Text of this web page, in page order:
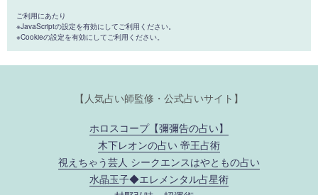
ご利用にあたり
※JavaScriptの設定を有効にしてご利用ください。
※Cookieの設定を有効にしてご利用ください。
【人気占い師監修・公式占いサイト】
ホロスコープ【彌彌告の占い】
木下レオンの占い 帝王占術
視えちゃう芸人 シークエンスはやともの占い
水晶玉子◆エレメンタル占星術